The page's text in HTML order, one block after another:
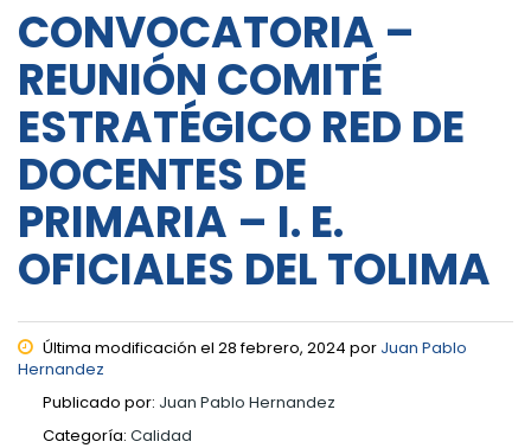
CONVOCATORIA –
REUNIÓN COMITÉ
ESTRATÉGICO RED DE
DOCENTES DE
PRIMARIA – I. E.
OFICIALES DEL TOLIMA
Última modificación el 28 febrero, 2024 por Juan Pablo
Hernandez
Publicado por: Juan Pablo Hernandez
Categoría: Calidad